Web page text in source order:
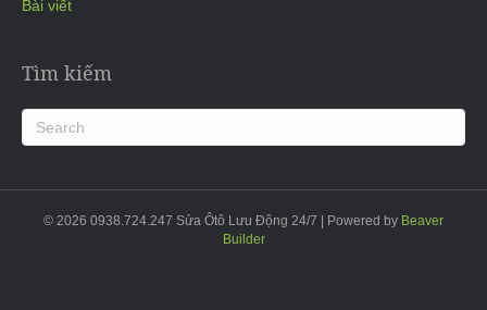
Bài viết
Tìm kiếm
© 2026 0938.724.247 Sửa Ôtô Lưu Động 24/7 Powered by Beaver
Builder